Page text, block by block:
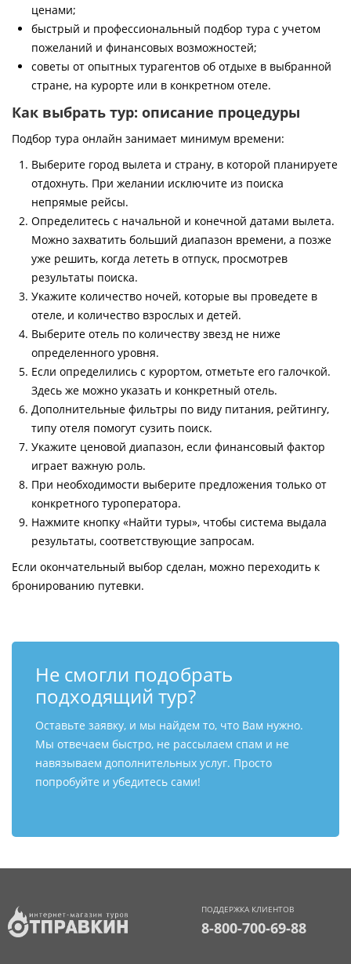
ценами;
быстрый и профессиональный подбор тура с учетом
пожеланий и финансовых возможностей;
советы от опытных турагентов об отдыхе в выбранной
стране, на курорте или в конкретном отеле.
Как выбрать тур: описание процедуры
Подбор тура онлайн занимает минимум времени:
Выберите город вылета и страну, в которой планируете
отдохнуть. При желании исключите из поиска
непрямые рейсы.
Определитесь с начальной и конечной датами вылета.
Можно захватить больший диапазон времени, а позже
уже решить, когда лететь в отпуск, просмотрев
результаты поиска.
Укажите количество ночей, которые вы проведете в
отеле, и количество взрослых и детей.
Выберите отель по количеству звезд не ниже
определенного уровня.
Если определились с курортом, отметьте его галочкой.
Здесь же можно указать и конкретный отель.
Дополнительные фильтры по виду питания, рейтингу,
типу отеля помогут сузить поиск.
Укажите ценовой диапазон, если финансовый фактор
играет важную роль.
При необходимости выберите предложения только от
конкретного туроператора.
Нажмите кнопку «Найти туры», чтобы система выдала
результаты, соответствующие запросам.
Если окончательный выбор сделан, можно переходить к
бронированию путевки.
Не смогли подобрать
подходящий тур?
Оставьте заявку, и мы найдем то, что Вам нужно.
Мы отвечаем быстро, не рассылаем спам и не
навязываем дополнительных услуг. Просто
попробуйте и убедитесь сами!
ПОДДЕРЖКА КЛИЕНТОВ
8-800-700-69-88